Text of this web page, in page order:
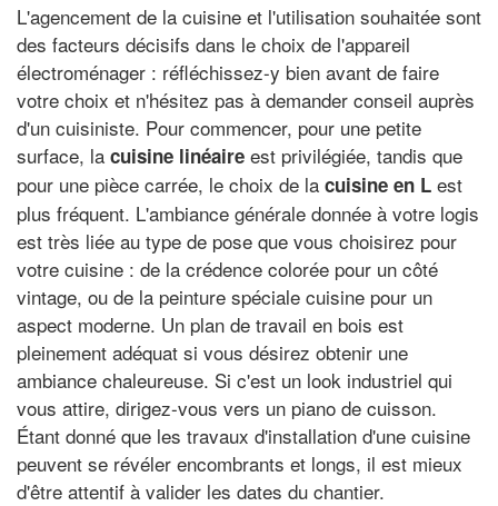
L'agencement de la cuisine et l'utilisation souhaitée sont
des facteurs décisifs dans le choix de l'appareil
électroménager : réfléchissez-y bien avant de faire
votre choix et n'hésitez pas à demander conseil auprès
d'un cuisiniste. Pour commencer, pour une petite
surface, la cuisine linéaire est privilégiée, tandis que
pour une pièce carrée, le choix de la cuisine en L est
plus fréquent. L'ambiance générale donnée à votre logis
est très liée au type de pose que vous choisirez pour
votre cuisine : de la crédence colorée pour un côté
vintage, ou de la peinture spéciale cuisine pour un
aspect moderne. Un plan de travail en bois est
pleinement adéquat si vous désirez obtenir une
ambiance chaleureuse. Si c'est un look industriel qui
vous attire, dirigez-vous vers un piano de cuisson.
Étant donné que les travaux d'installation d'une cuisine
peuvent se révéler encombrants et longs, il est mieux
d'être attentif à valider les dates du chantier.